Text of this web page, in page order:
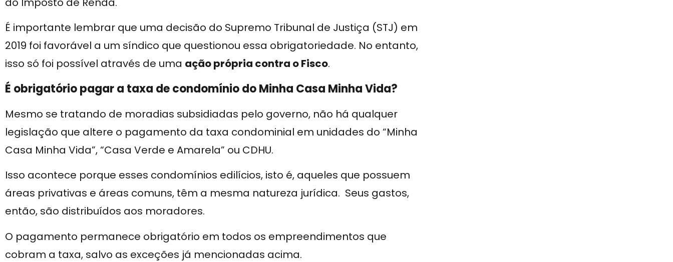
É importante lembrar que uma decisão do Supremo Tribunal de Justiça (STJ) em
2019 foi favorável a um síndico que questionou essa obrigatoriedade. No entanto,
isso só foi possível através de uma ação própria contra o Fisco.
É obrigatório pagar a taxa de condomínio do Minha Casa Minha Vida?
Mesmo se tratando de moradias subsidiadas pelo governo, não há qualquer
legislação que altere o pagamento da taxa condominial em unidades do “Minha
Casa Minha Vida”, “Casa Verde e Amarela” ou CDHU.
Isso acontece porque esses condomínios edilícios, isto é, aqueles que possuem
áreas privativas e áreas comuns, têm a mesma natureza jurídica. Seus gastos,
então, são distribuídos aos moradores.
O pagamento permanece obrigatório em todos os empreendimentos que
cobram a taxa, salvo as exceções já mencionadas acima.